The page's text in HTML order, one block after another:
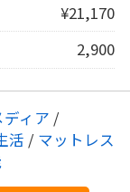
¥21,170
2,900
ィア /
活 / マットレス